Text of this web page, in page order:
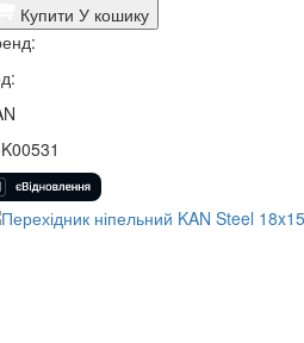
Купити У кошику